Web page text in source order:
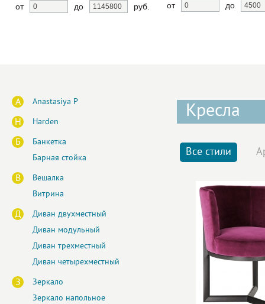
от до руб. от до
A Anastasiya P
H Harden
Б
Банкетка
Барная стойка
В
Вешалка
Витрина
Д
Диван двухместный
Диван модульный
Диван трехместный
Диван четырехместный
З
Зеркало
Зеркало напольное
Кресла
Все стили